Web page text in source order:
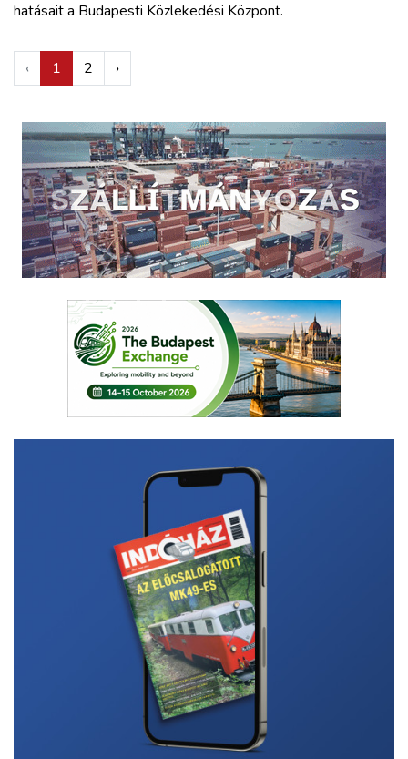
hatásait a Budapesti Közlekedési Központ.
‹ 1 2 ›